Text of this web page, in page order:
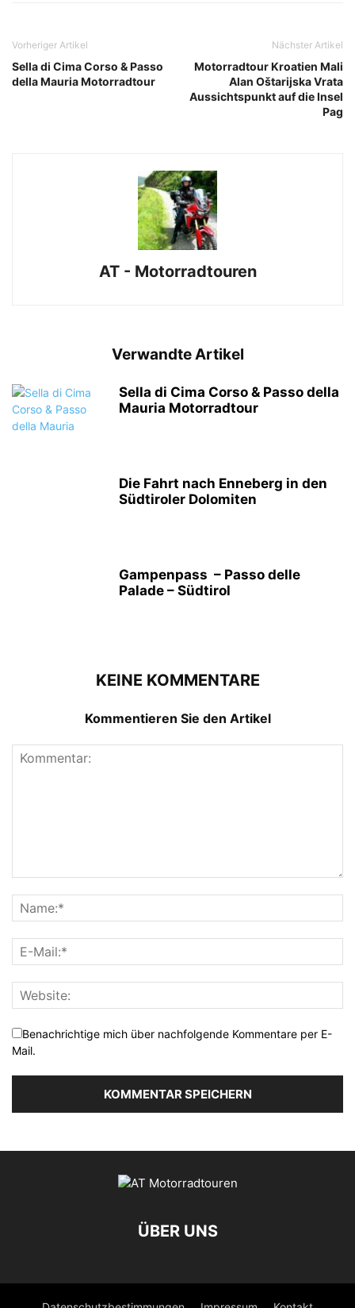
Vorheriger Artikel
Sella di Cima Corso & Passo
della Mauria Motorradtour
Nächster Artikel
Motorradtour Kroatien Mali
Alan Oštarijska Vrata
Aussichtspunkt auf die Insel
Pag
AT - Motorradtouren
Verwandte Artikel
Sella di Cima Corso & Passo della
Mauria Motorradtour
Die Fahrt nach Enneberg in den
Südtiroler Dolomiten
Gampenpass – Passo delle
Palade – Südtirol
KEINE KOMMENTARE
Kommentieren Sie den Artikel
Benachrichtige mich über nachfolgende Kommentare per E-
Mail.
ÜBER UNS